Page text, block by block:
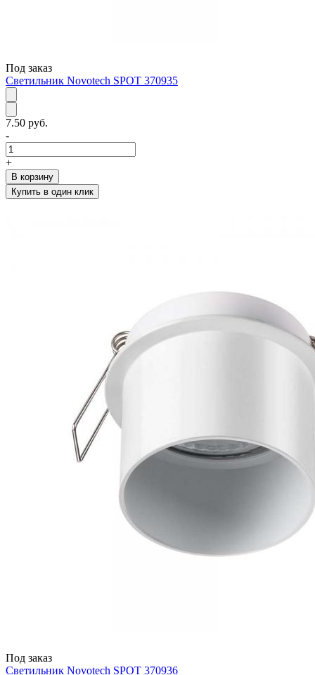
Под заказ
Светильник Novotech SPOT 370935
7.50 руб.
-
+
В корзину
Купить в один клик
Под заказ
Светильник Novotech SPOT 370936